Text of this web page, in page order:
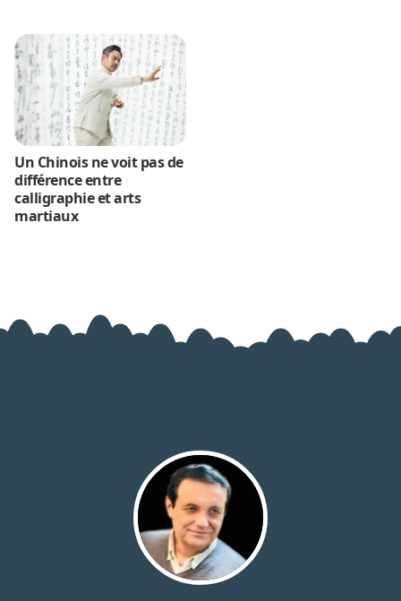
Un Chinois ne voit pas de
différence entre
calligraphie et arts
martiaux